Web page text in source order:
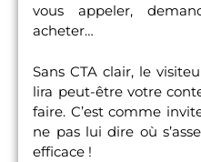
vous appeler,
acheter…
Sans CTA clair, le
lira peut-être votre
faire. C’est comme
ne pas lui dire où
efficace !